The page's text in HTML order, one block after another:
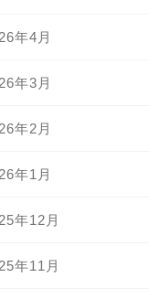
年4月
年3月
年2月
年1月
年12月
年11月